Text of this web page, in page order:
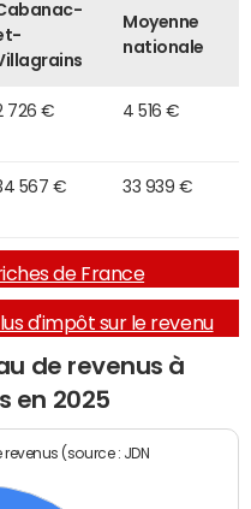
Moyenne
nationale
726 € 4 516 €
567 € 33 939 €
de France
d'impôt sur le revenu
de revenus à
en 2025
(source : JDN